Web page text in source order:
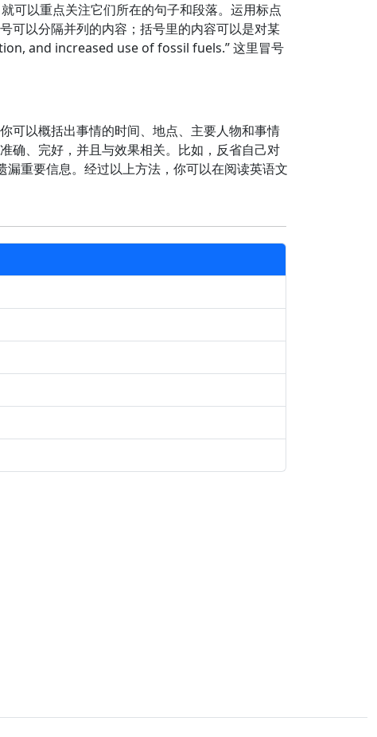
可以重点关注它们所在的句子和段落。运用标点
可以分隔并列的内容；括号里的内容可以是对某
and increased use of fossil fuels.” 这里冒号
可以概括出事情的时间、地点、主要人物和事情
确、完好，并且与效果相关。比如，反省自己对
重要信息。经过以上方法，你可以在阅读英语文